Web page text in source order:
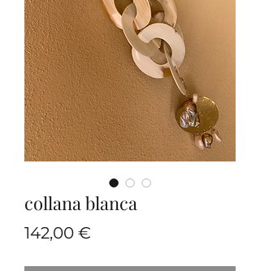
collana blanca
142,00 €